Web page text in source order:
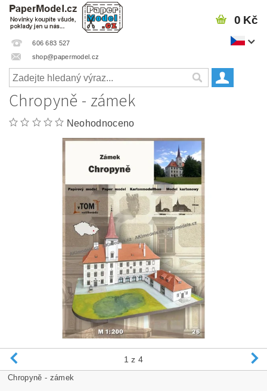
606 683 527
shop@papermodel.cz
0 Kč
Chropyně - zámek
Neohodnoceno
1 z 4
Chropyně - zámek